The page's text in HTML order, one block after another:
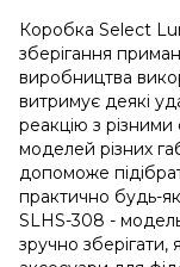
Коробка Select
зберігання
виробництва
витримує деякі
реакцію з
моделей різних
допоможе
практично будь-
SLHS-308 - модель
зручно зберігати,